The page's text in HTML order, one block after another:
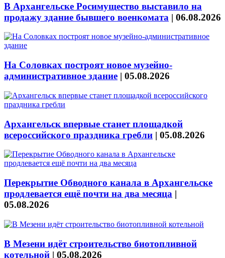
В Архангельске Росимущество выставило на
продажу здание бывшего военкомата | 06.08.2026
На Соловках построят новое музейно-
административное здание | 05.08.2026
Архангельск впервые станет площадкой
всероссийского праздника гребли | 05.08.2026
Перекрытие Обводного канала в Архангельске
продлевается ещё почти на два месяца |
05.08.2026
В Мезени идёт строительство биотопливной
котельной | 05.08.2026